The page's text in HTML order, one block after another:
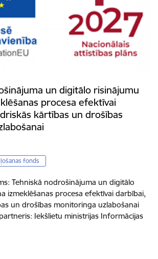
un digitālo risinājumu
procesa efektīvai
kārtības un drošības
fonds
Tehniskā nodrošinājuma un digitālo
izmeklēšanas procesa efektīvai darbībai,
un drošības monitoringa uzlabošanai
Iekšlietu ministrijas Informācijas